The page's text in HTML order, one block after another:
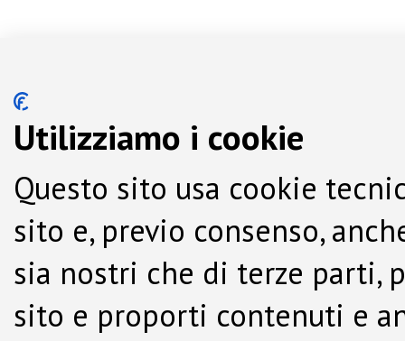
Utilizziamo i cookie
Questo sito usa cookie
sito e, previo consenso,
sia nostri che di terze parti,
sito e proporti contenuti e